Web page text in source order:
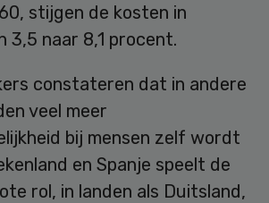
stijgen de kosten in
3,5 naar 8,1 procent.
constateren dat in andere
veel meer
bij mensen zelf wordt
en Spanje speelt de
rol, in landen als Duitsland,